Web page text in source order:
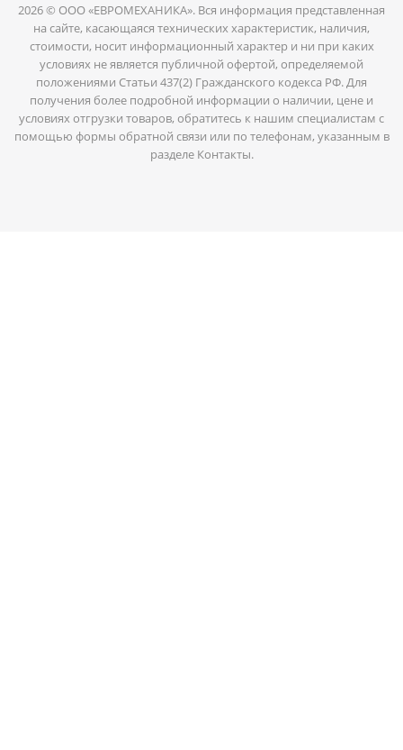
2026 © ООО «ЕВРОМЕХАНИКА». Вся информация представленная
на сайте, касающаяся технических характеристик, наличия,
стоимости, носит информационный характер и ни при каких
условиях не является публичной офертой, определяемой
положениями Статьи 437(2) Гражданского кодекса РФ. Для
получения более подробной информации о наличии, цене и
условиях отгрузки товаров, обратитесь к нашим специалистам с
помощью формы обратной связи или по телефонам, указанным в
разделе Контакты.